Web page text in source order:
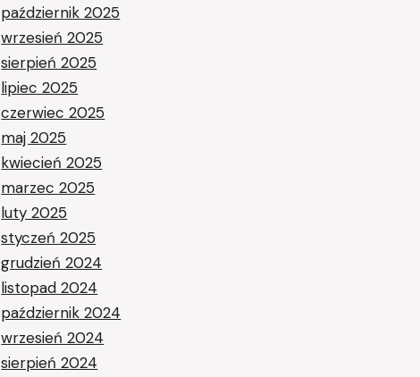
październik 2025
wrzesień 2025
sierpień 2025
lipiec 2025
czerwiec 2025
maj 2025
kwiecień 2025
marzec 2025
luty 2025
styczeń 2025
grudzień 2024
listopad 2024
październik 2024
wrzesień 2024
sierpień 2024